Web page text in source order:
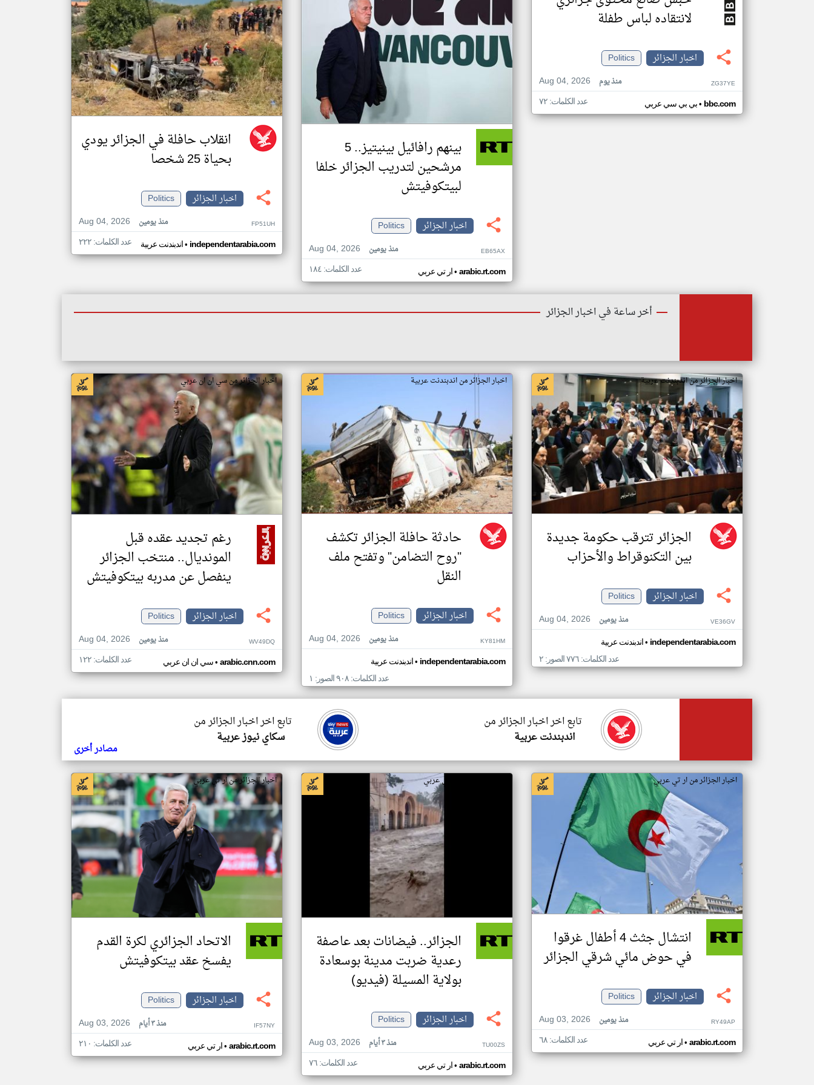
لانتقاده لباس طفلة
اخبار الجزائر
Politics
Aug 04, 2026
منذ يوم ZG37YE
بي بي سي عربي• bbc.com عدد الكلمات: ٧٢
بينهم رافائيل بينيتيز.. 5
مرشحين لتدريب الجزائر خلفا
لبيتكوفيتش
اخبار الجزائر
Politics
Aug 04, 2026
منذ يومين EB65AX
ار تي عربي• arabic.rt.com عدد الكلمات: ١٨٤
انقلاب حافلة في الجزائر يودي
بحياة 25 شخصا
اخبار الجزائر
Politics
Aug 04, 2026
منذ يومين FP51UH
اندبندنت عربية• independentarabia.com عدد الكلمات: ٢٢٢
أخر ساعة في اخبار الجزائر
اخبار الجزائر من اندبندنت عربية
الجزائر تترقب حكومة جديدة
بين التكنوقراط والأحزاب
اخبار الجزائر
Politics
Aug 04, 2026
منذ يومين VE36GV
اندبندنت عربية• independentarabia.com
عدد الكلمات: ٧٧٦ الصور: ٢
اخبار الجزائر من اندبندنت عربية
حادثة حافلة الجزائر تكشف
"روح التضامن" وتفتح ملف
النقل
اخبار الجزائر
Politics
Aug 04, 2026
منذ يومين KY81HM
اندبندنت عربية• independentarabia.com
عدد الكلمات: ٩٠٨ الصور: ١
اخبار الجزائر من سي ان ان عربي
رغم تجديد عقده قبل
المونديال.. منتخب الجزائر
ينفصل عن مدربه بيتكوفيتش
اخبار الجزائر
Politics
Aug 04, 2026
منذ يومين WV49DQ
سي ان ان عربي• arabic.cnn.com عدد الكلمات: ١٢٢
تابع اخر اخبار الجزائر من
سكاي نيوز عربية
تابع اخر اخبار الجزائر من
اندبندنت عربية
مصادر أخرى
اخبار الجزائر من ار تي عربي
انتشال جثث 4 أطفال غرقوا
في حوض مائي شرقي الجزائر
اخبار الجزائر
Politics
Aug 03, 2026
منذ يومين RY49AP
ار تي عربي• arabic.rt.com عدد الكلمات: ٦٨
اخبار الجزائر من ار تي عربي
الجزائر.. فيضانات بعد عاصفة
رعدية ضربت مدينة بوسعادة
بولاية المسيلة (فيديو)
اخبار الجزائر
Politics
Aug 03, 2026
منذ ٣ أيام TU00ZS
ار تي عربي• arabic.rt.com عدد الكلمات: ٧٦
اخبار الجزائر من ار تي عربي
الاتحاد الجزائري لكرة القدم
يفسخ عقد بيتكوفيتش
اخبار الجزائر
Politics
Aug 03, 2026
منذ ٣ أيام IF57NY
ار تي عربي• arabic.rt.com عدد الكلمات: ٢١٠